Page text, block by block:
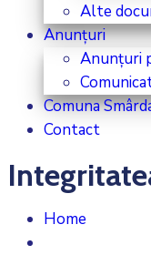
Alte
Anunțuri
Anunțuri
Comuna
Contact
Home